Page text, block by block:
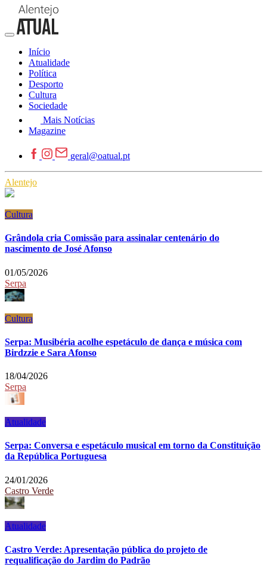
Início
Atualidade
Política
Desporto
Cultura
Sociedade
Mais Notícias
Magazine
geral@oatual.pt
Alentejo
Cultura
Grândola cria Comissão para assinalar centenário do
nascimento de José Afonso
01/05/2026
Serpa
Cultura
Serpa: Musibéria acolhe espetáculo de dança e música com
Birdzzie e Sara Afonso
18/04/2026
Serpa
Atualidade
Serpa: Conversa e espetáculo musical em torno da Constituição
da República Portuguesa
24/01/2026
Castro Verde
Atualidade
Castro Verde: Apresentação pública do projeto de
requalificação do Jardim do Padrão